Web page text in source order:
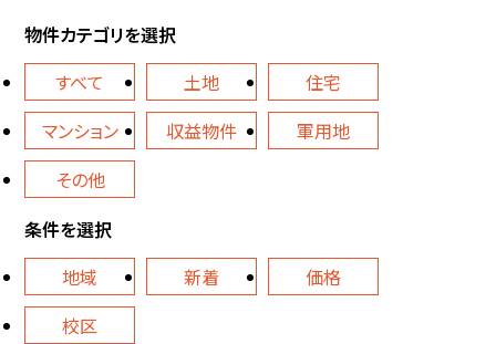
物件カテゴリを選択
すべて
土地
住宅
マンション
収益物件
軍用地
その他
条件を選択
地域
新着
価格
校区